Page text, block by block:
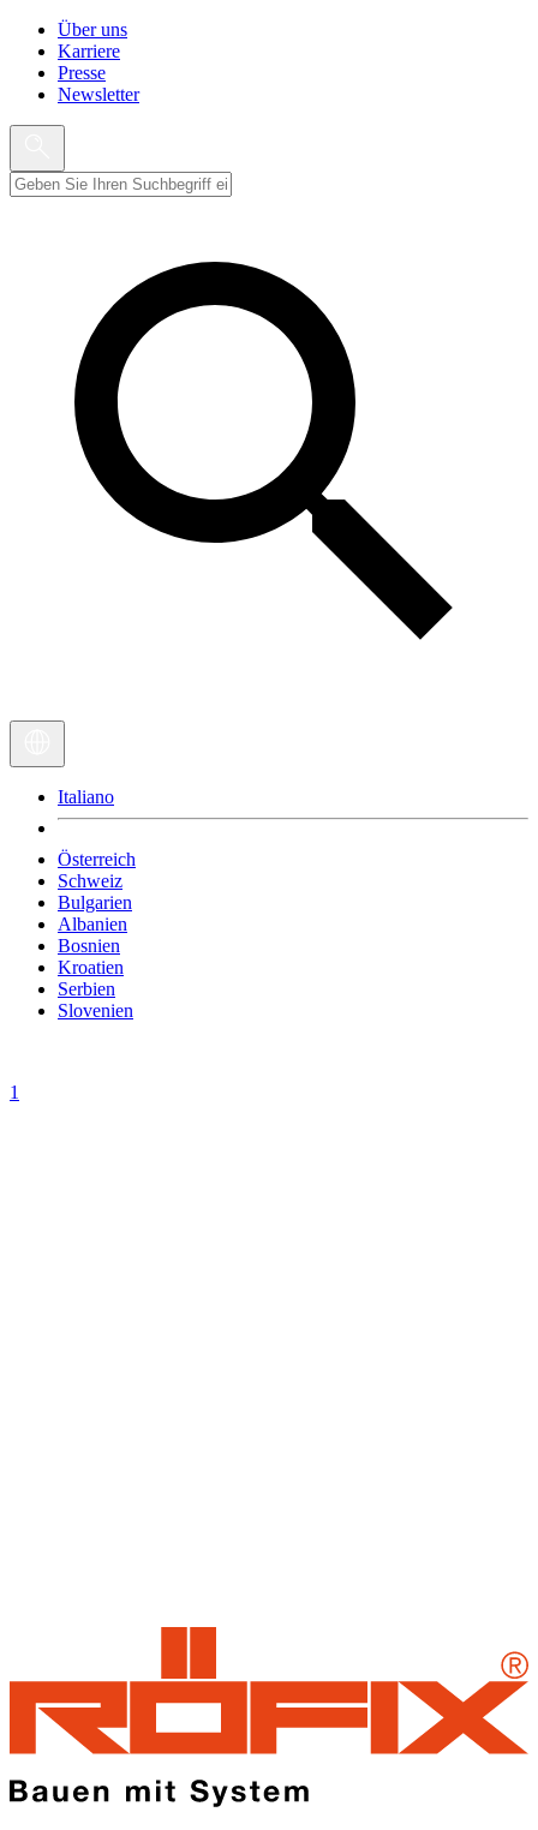
Über uns
Karriere
Presse
Newsletter
Italiano
Österreich
Schweiz
Bulgarien
Albanien
Bosnien
Kroatien
Serbien
Slovenien
1